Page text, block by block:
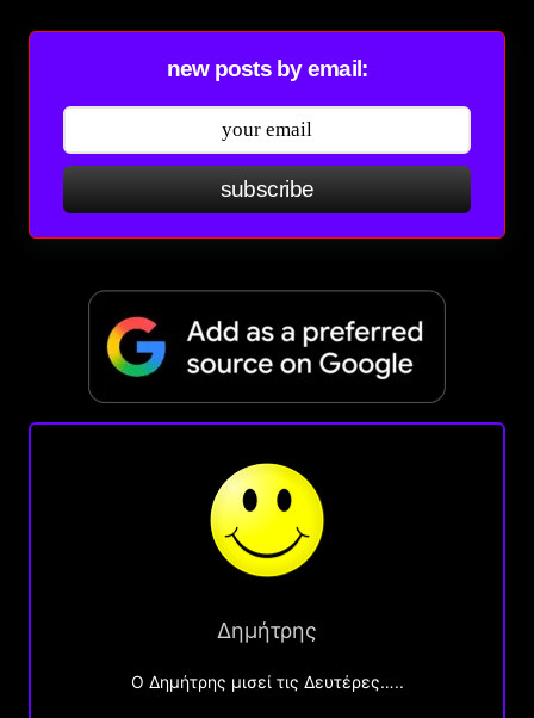
new posts by email:
subscribe
Δημήτρης
O Δημήτρης μισεί τις Δευτέρες…..